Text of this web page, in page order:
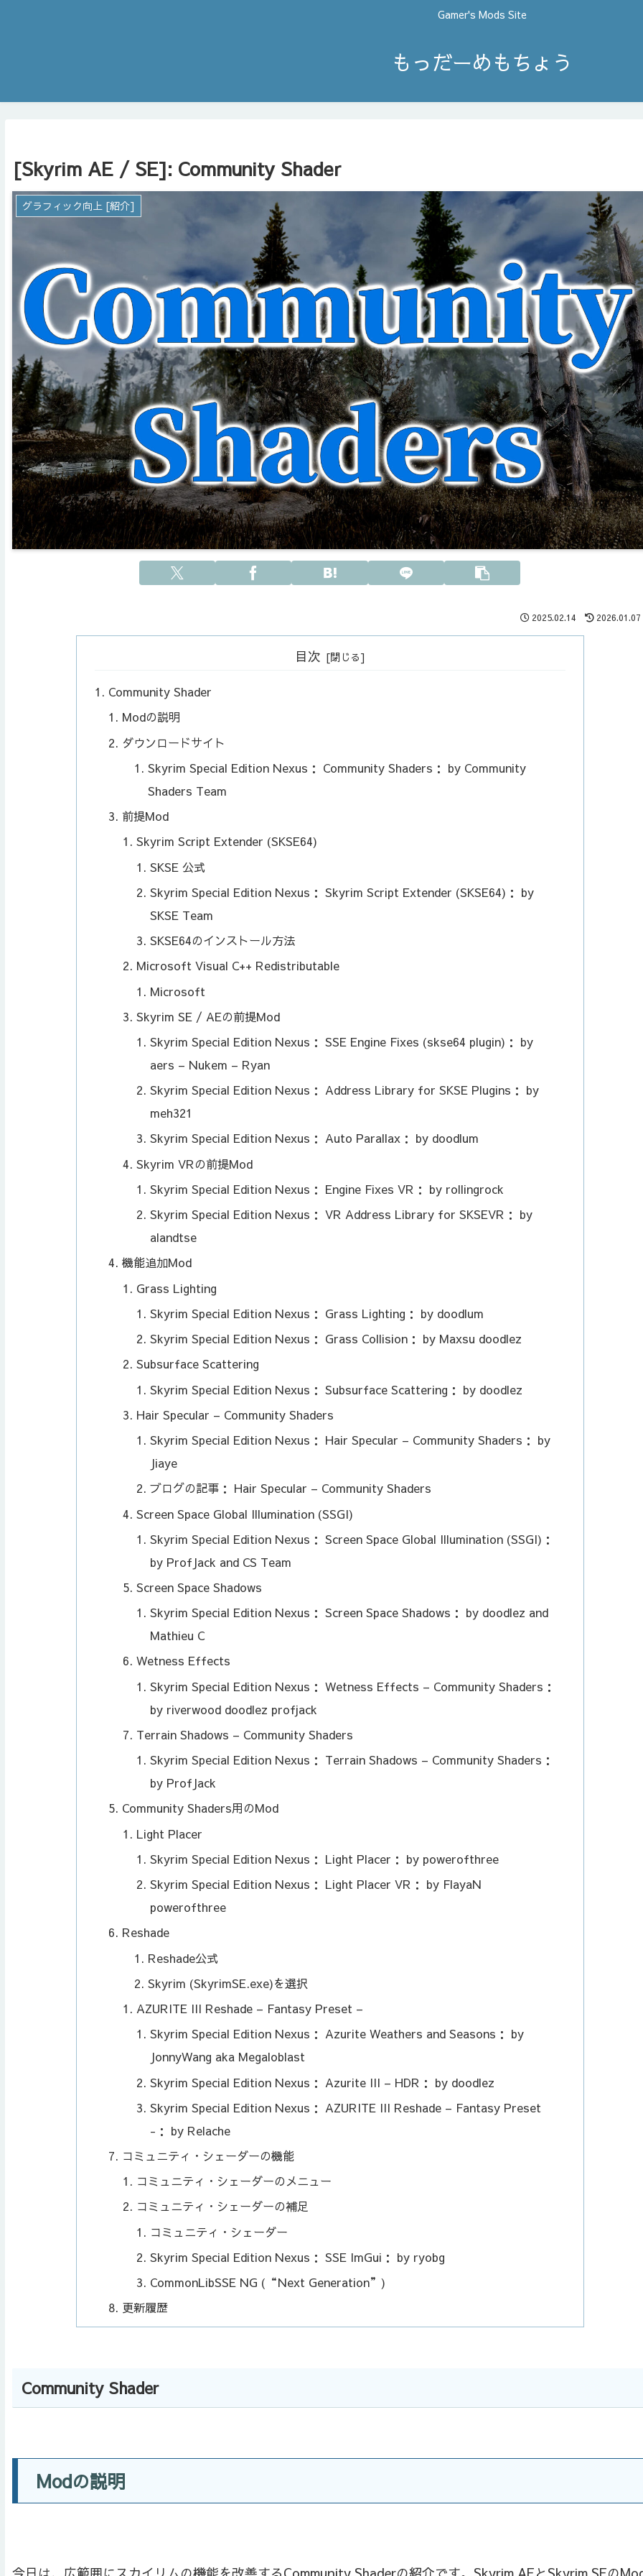
Gamer's Mods Site
もっだーめもちょう
[Skyrim AE / SE]: Community Shader
グラフィック向上 [紹介]
2025.02.14 2026.01.07
目次
Community Shader
Modの説明
ダウンロードサイト
Skyrim Special Edition Nexus： Community Shaders： by Community
Shaders Team
前提Mod
Skyrim Script Extender (SKSE64)
SKSE 公式
Skyrim Special Edition Nexus： Skyrim Script Extender (SKSE64)： by
SKSE Team
SKSE64のインストール方法
Microsoft Visual C++ Redistributable
Microsoft
Skyrim SE / AEの前提Mod
Skyrim Special Edition Nexus： SSE Engine Fixes (skse64 plugin)： by
aers – Nukem – Ryan
Skyrim Special Edition Nexus： Address Library for SKSE Plugins： by
meh321
Skyrim Special Edition Nexus： Auto Parallax： by doodlum
Skyrim VRの前提Mod
Skyrim Special Edition Nexus： Engine Fixes VR： by rollingrock
Skyrim Special Edition Nexus： VR Address Library for SKSEVR： by
alandtse
機能追加Mod
Grass Lighting
Skyrim Special Edition Nexus： Grass Lighting： by doodlum
Skyrim Special Edition Nexus： Grass Collision： by Maxsu doodlez
Subsurface Scattering
Skyrim Special Edition Nexus： Subsurface Scattering： by doodlez
Hair Specular – Community Shaders
Skyrim Special Edition Nexus： Hair Specular – Community Shaders： by
Jiaye
ブログの記事： Hair Specular – Community Shaders
Screen Space Global Illumination (SSGI)
Skyrim Special Edition Nexus： Screen Space Global Illumination (SSGI)：
by ProfJack and CS Team
Screen Space Shadows
Skyrim Special Edition Nexus： Screen Space Shadows： by doodlez and
Mathieu C
Wetness Effects
Skyrim Special Edition Nexus： Wetness Effects – Community Shaders：
by riverwood doodlez profjack
Terrain Shadows – Community Shaders
Skyrim Special Edition Nexus： Terrain Shadows – Community Shaders：
by ProfJack
Community Shaders用のMod
Light Placer
Skyrim Special Edition Nexus： Light Placer： by powerofthree
Skyrim Special Edition Nexus： Light Placer VR： by FlayaN
powerofthree
Reshade
Reshade公式
Skyrim (SkyrimSE.exe)を選択
AZURITE III Reshade – Fantasy Preset –
Skyrim Special Edition Nexus： Azurite Weathers and Seasons： by
JonnyWang aka Megaloblast
Skyrim Special Edition Nexus： Azurite III – HDR： by doodlez
Skyrim Special Edition Nexus： AZURITE III Reshade – Fantasy Preset
-： by Relache
コミュニティ・シェーダーの機能
コミュニティ・シェーダーのメニュー
コミュニティ・シェーダーの補足
コミュニティ・シェーダー
Skyrim Special Edition Nexus： SSE ImGui： by ryobg
CommonLibSSE NG (“Next Generation”)
更新履歴
Community Shader
Modの説明